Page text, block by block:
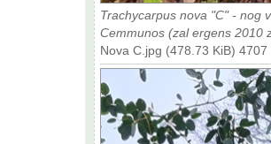
Trachycarpus nova "C" - nog
Cemmunos (zal ergens 2010
Nova C.jpg (478.73 KiB)